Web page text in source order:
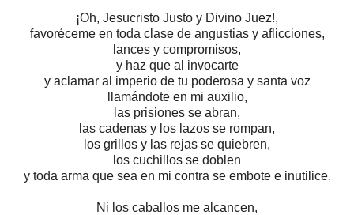
¡Oh, Jesucristo Justo y Divino Juez!,
favoréceme en toda clase de angustias y aflicciones,
lances y compromisos,
y haz que al invocarte
y aclamar al imperio de tu poderosa y santa voz
llamándote en mi auxilio,
las prisiones se abran,
las cadenas y los lazos se rompan,
los grillos y las rejas se quiebren,
los cuchillos se doblen
y toda arma que sea en mi contra se embote e inutilice.
Ni los caballos me alcancen,